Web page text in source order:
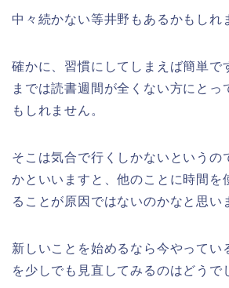
中々続かない等井野もあるかもしれ
確かに、習慣にしてしまえば簡単で
までは読書週間が全くない方にとっ
もしれません。
そこは気合で行くしかないというの
かといいますと、他のことに時間を
ることが原因ではないのかなと思い
新しいことを始めるなら今やってい
を少しでも見直してみるのはどうで